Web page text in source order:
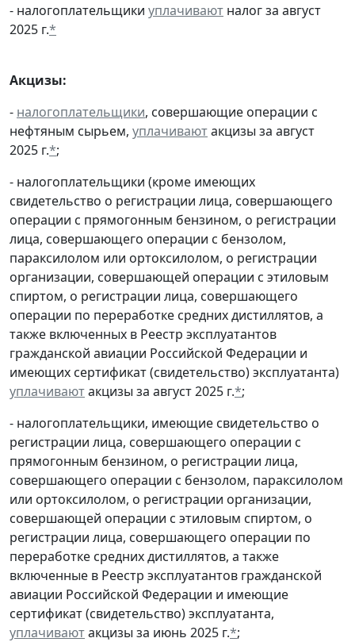
- налогоплательщики уплачивают налог за август
2025 г.*
Акцизы:
- налогоплательщики, совершающие операции с
нефтяным сырьем, уплачиваютакцизы за август
2025 г.*;
- налогоплательщики (кроме имеющих
свидетельство о регистрации лица, совершающего
операции с прямогонным бензином, о регистрации
лица, совершающего операции с бензолом,
параксилолом или ортоксилолом, о регистрации
организации, совершающей операции с этиловым
спиртом, о регистрации лица, совершающего
операции по переработке средних дистиллятов, а
также включенных в Реестр эксплуатантов
гражданской авиации Российской Федерации и
имеющих сертификат (свидетельство) эксплуатанта)
уплачиваютакцизы за август 2025 г.*;
- налогоплательщики, имеющие свидетельство о
регистрации лица, совершающего операции с
прямогонным бензином, о регистрации лица,
совершающего операции с бензолом, параксилолом
или ортоксилолом, о регистрации организации,
совершающей операции с этиловым спиртом, о
регистрации лица, совершающего операции по
переработке средних дистиллятов, а также
включенные в Реестр эксплуатантов гражданской
авиации Российской Федерации и имеющие
сертификат (свидетельство) эксплуатанта,
уплачиваютакцизы за июнь 2025 г.*;